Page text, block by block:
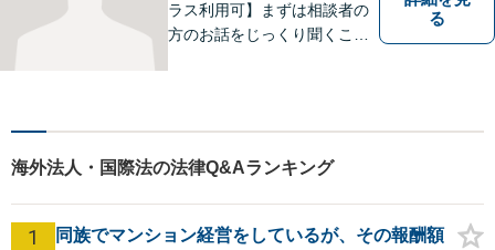
ラス利用可】まずは相談者の
方のお話をじっくり聞くこと
る
海外法人・国際法の法律Q&Aランキング
1
同族でマンション経営をしているが、その報酬額